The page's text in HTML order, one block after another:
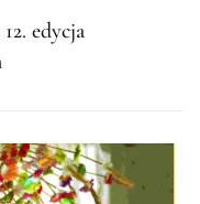
edycja